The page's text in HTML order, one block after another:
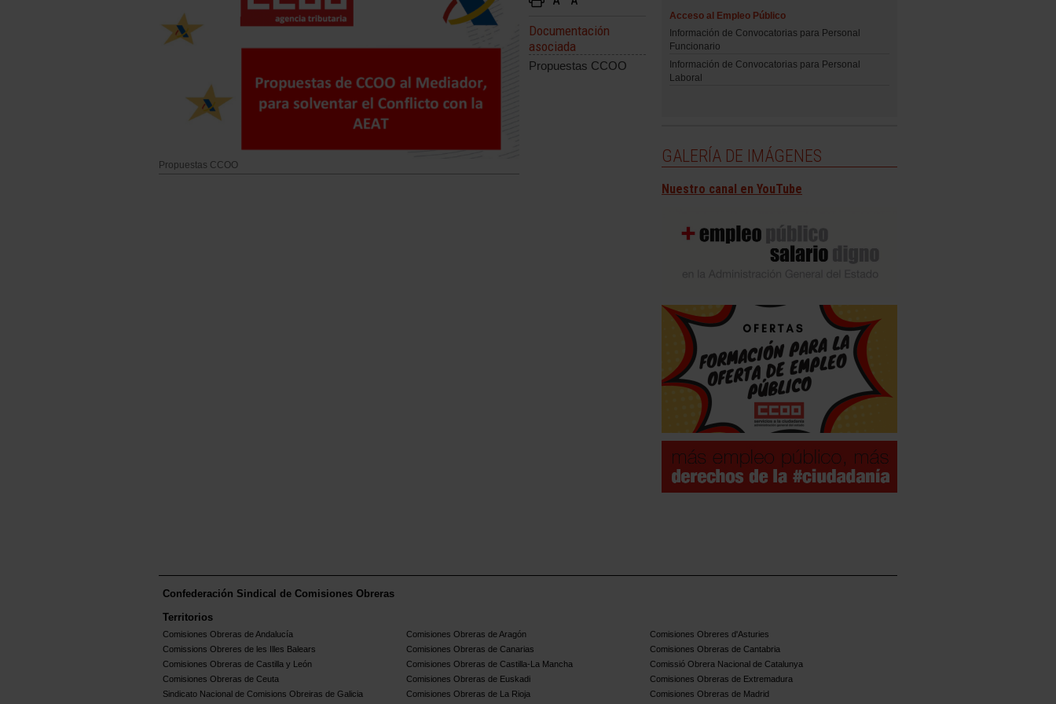
Propuestas CCOO
Documentación
asociada
Propuestas CCOO
Acceso al Empleo Público
Información de Convocatorias para Personal
Funcionario
Información de Convocatorias para Personal
Laboral
GALERÍA DE IMÁGENES
Nuestro canal en YouTube
Confederación Sindical de Comisiones Obreras
Territorios
Comisiones Obreras de Andalucía Comisiones Obreras de Aragón
Comisiones Obreres d'Asturies
Comissions Obreres de les Illes Balears
Comisiones Obreras de Canarias
Comisiones Obreras de Cantabria
Comisiones Obreras de Castilla y León
Comisiones Obreras de Castilla-La Mancha
Comissió Obrera Nacional de Catalunya
Comisiones Obreras de Ceuta
Comisiones Obreras de Euskadi
Comisiones Obreras de Extremadura
Sindicato Nacional de Comisions Obreiras de Galicia
Comisiones Obreras de La Rioja Comisiones Obreras de Madrid